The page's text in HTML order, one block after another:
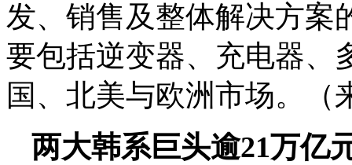
发、销售及整体解决方案
要包括逆变器、充电器、
国、北美与欧洲市场。（
两大韩系巨头逾21万亿